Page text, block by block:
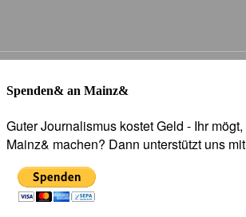
Spenden& an Mainz&
Guter Journalismus kostet Geld - Ihr
Mainz& machen? Dann unterstützt uns